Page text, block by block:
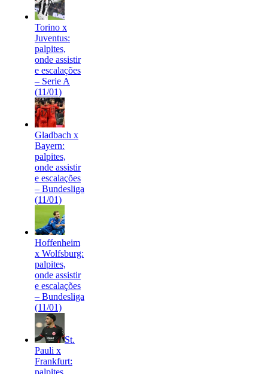
Torino x
Juventus:
palpites,
onde assistir
e escalações
– Serie A
(11/01)
Gladbach x
Bayern:
palpites,
onde assistir
e escalações
– Bundesliga
(11/01)
Hoffenheim
x Wolfsburg:
palpites,
onde assistir
e escalações
– Bundesliga
(11/01)
St.
Pauli x
Frankfurt:
palpites,